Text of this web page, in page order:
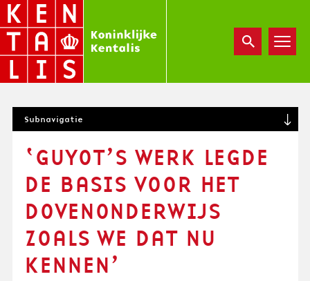
Overslaan
en
de
inhoud
U
Subnavigatie
‘GUYOT’S WERK LEGDE
DE BASIS VOOR HET
DOVENONDERWIJS
ZOALS WE DAT NU
KENNEN’